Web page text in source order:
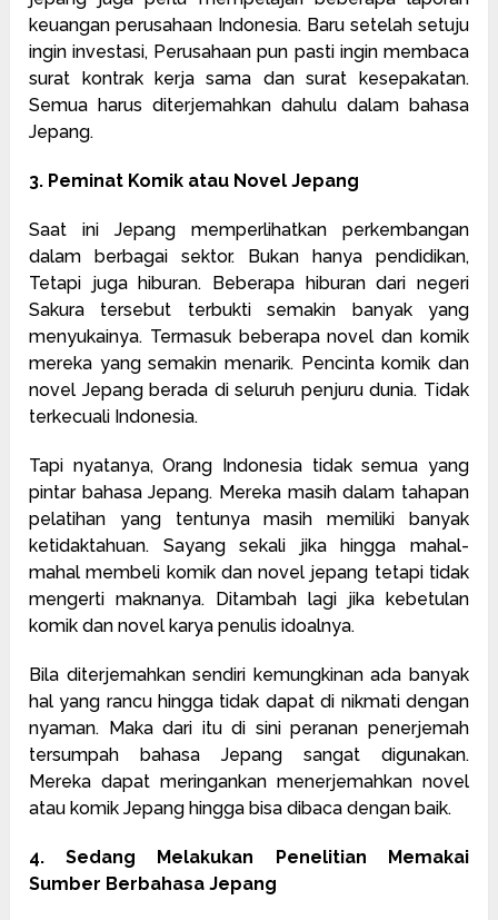
keuangan perusahaan Indonesia. Baru setelah setuju
ingin investasi, Perusahaan pun pasti ingin membaca
surat kontrak kerja sama dan surat kesepakatan.
Semua harus diterjemahkan dahulu dalam bahasa
Jepang.
3. Peminat Komik atau Novel Jepang
Saat ini Jepang memperlihatkan perkembangan
dalam berbagai sektor. Bukan hanya pendidikan,
Tetapi juga hiburan. Beberapa hiburan dari negeri
Sakura tersebut terbukti semakin banyak yang
menyukainya. Termasuk beberapa novel dan komik
mereka yang semakin menarik. Pencinta komik dan
novel Jepang berada di seluruh penjuru dunia. Tidak
terkecuali Indonesia.
Tapi nyatanya, Orang Indonesia tidak semua yang
pintar bahasa Jepang. Mereka masih dalam tahapan
pelatihan yang tentunya masih memiliki banyak
ketidaktahuan. Sayang sekali jika hingga mahal-
mahal membeli komik dan novel jepang tetapi tidak
mengerti maknanya. Ditambah lagi jika kebetulan
komik dan novel karya penulis idoalnya.
Bila diterjemahkan sendiri kemungkinan ada banyak
hal yang rancu hingga tidak dapat di nikmati dengan
nyaman. Maka dari itu di sini peranan penerjemah
tersumpah bahasa Jepang sangat digunakan.
Mereka dapat meringankan menerjemahkan novel
atau komik Jepang hingga bisa dibaca dengan baik.
4. Sedang Melakukan Penelitian Memakai
Sumber Berbahasa Jepang